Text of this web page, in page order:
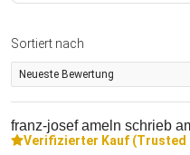
Sortiert nach
franz-josef ameln schrieb
Verifizierter Kauf (Trusted